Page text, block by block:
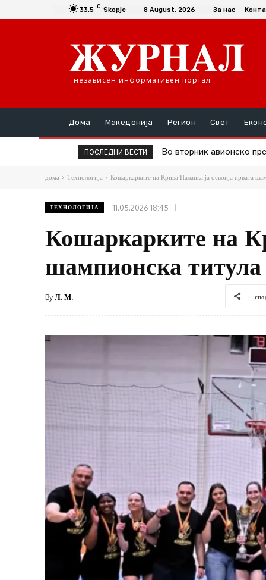
33.5 C Skopje 8 August, 2026 За нас
независен информативен портал
Дома Македонија Регион Свет
ПОСЛЕДНИ ВЕСТИ Во вторник авионско
Д-р Трајановски: По
дома Технологија Кошаркарките на Крива Паланка ја освоија првата
ТЕХНОЛОГИЈА 11.05.2026 18:45
Кошаркарките на
шампионска титула
ByЛ. М.